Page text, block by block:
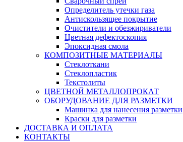
Определитель утечки газа
Антискользящее покрытие
Очистители и обезжириватели
Цветная дефектоскопия
Эпоксидная смола
КОМПОЗИТНЫЕ МАТЕРИАЛЫ
Стеклоткани
Стеклопластик
Текстолиты
ЦВЕТНОЙ МЕТАЛЛОПРОКАТ
ОБОРУДОВАНИЕ ДЛЯ РАЗМЕТКИ
Машинка для нанесения разметки
Краски для разметки
ДОСТАВКА И ОПЛАТА
КОНТАКТЫ